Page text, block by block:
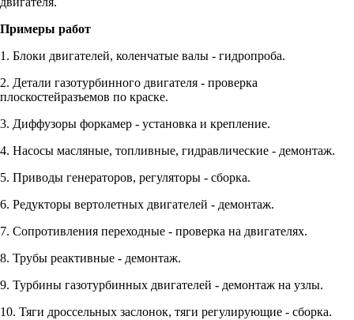
Примеры работ
1. Блоки двигателей, коленчатые валы - гидропроба.
2. Детали газотурбинного двигателя - проверка
плоскостейразъемов по краске.
3. Диффузоры форкамер - установка и крепление.
4. Насосы масляные, топливные, гидравлические - демонтаж.
5. Приводы генераторов, регуляторы - сборка.
6. Редукторы вертолетных двигателей - демонтаж.
7. Сопротивления переходные - проверка на двигателях.
8. Трубы реактивные - демонтаж.
9. Турбины газотурбинных двигателей - демонтаж на узлы.
10. Тяги дроссельных заслонок, тяги регулирующие - сборка.